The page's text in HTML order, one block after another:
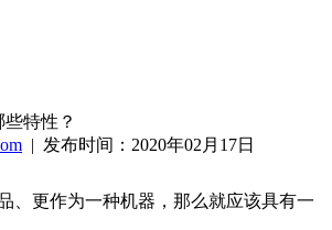
特性？
| 发布时间：2020年02月17日
、更作为一种机器，那么就应该具有一